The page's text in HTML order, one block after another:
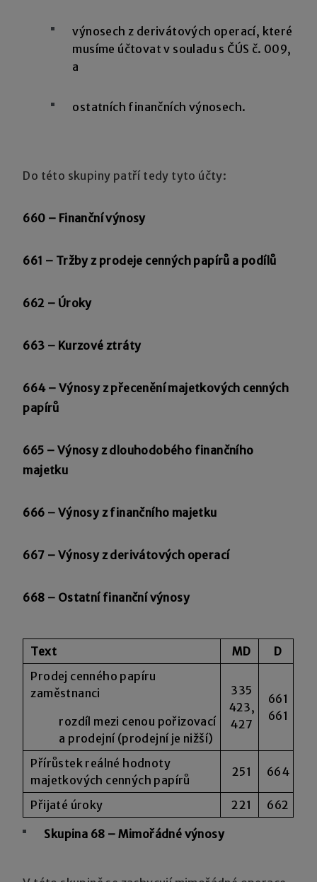
výnosech z derivátových operací, které
musíme účtovat v souladu s ČÚS č. 009,
a
ostatních finančních výnosech.
Do této skupiny patří tedy tyto účty:
660 – Finanční výnosy
661 – Tržby z prodeje cenných papírů a podílů
662 – Úroky
663 – Kurzové ztráty
664 – Výnosy z přecenění majetkových cenných
papírů
665 – Výnosy z dlouhodobého finančního
majetku
666 – Výnosy z finančního majetku
667 – Výnosy z derivátových operací
668 – Ostatní finanční výnosy
Text MD
D
Prodej cenného papíru
zaměstnanci
rozdíl mezi cenou pořizovací
a prodejní (prodejní je nižší)
335
423,
427
661
661
Přírůstek reálné hodnoty
majetkových cenných papírů
251 664
Přijaté úroky 221 662
Skupina 68 – Mimořádné výnosy